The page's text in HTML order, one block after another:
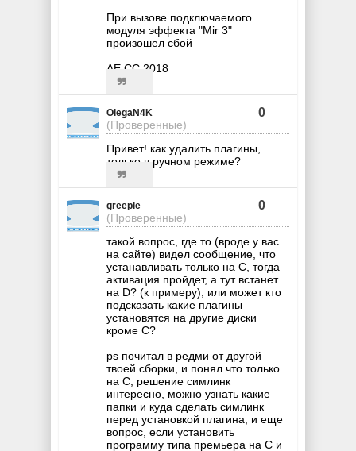
При вызове подключаемого
модуля эффекта "Mir 3"
произошел сбой
AE CC 2018
OlegaN4K
(Проверенные)
0
Привет! как удалить плагины,
только в ручном режиме?
greeple
(Проверенные)
0
такой вопрос, где то (вроде у вас
на сайте) видел сообщение, что
устанавливать только на С, тогда
активация пройдет, а тут встанет
на D? (к примеру), или может кто
подсказать какие плагины
установятся на другие диски
кроме С?
ps почитал в редми от другой
твоей сборки, и понял что только
на С, решение симлинк
интересно, можно узнать какие
папки и куда сделать симлинк
перед установкой плагина, и еще
вопрос, если установить
программу типа премьера на С и